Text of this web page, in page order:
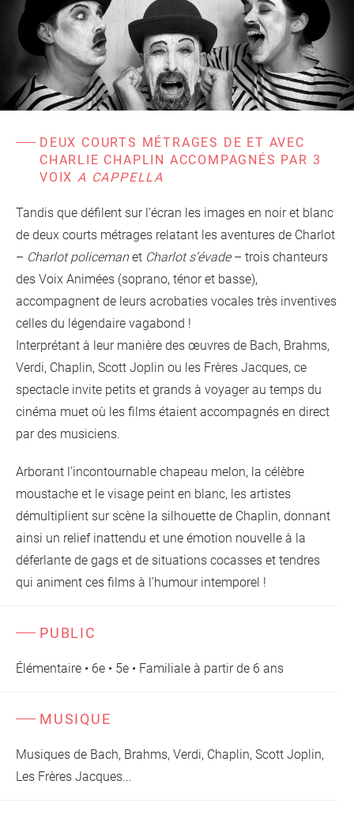
Les Étincelles
d'information
Ressources des spectacles
Livrets pédagogiques
Ressources adhérents
Présentation
Actualités
Réalisations
DEUX COURTS MÉTRAGES DE ET AVEC
CHARLIE CHAPLIN ACCOMPAGNÉS PAR 3
VOIX A CAPPELLA
Tandis que défilent sur l’écran les images en noir et blanc
de deux courts métrages relatant les aventures de Charlot
– Charlot policeman et Charlot s’évade– trois chanteurs
des Voix Animées (soprano, ténor et basse),
accompagnent de leurs acrobaties vocales très inventives
celles du légendaire vagabond !
Interprétant à leur manière des œuvres de Bach, Brahms,
Verdi, Chaplin, Scott Joplin ou les Frères Jacques, ce
spectacle invite petits et grands à voyager au temps du
cinéma muet où les films étaient accompagnés en direct
par des musiciens.
Arborant l’incontournable chapeau melon, la célèbre
moustache et le visage peint en blanc, les artistes
démultiplient sur scène la silhouette de Chaplin, donnant
ainsi un relief inattendu et une émotion nouvelle à la
déferlante de gags et de situations cocasses et tendres
qui animent ces films à l’humour intemporel !
PUBLIC
Élémentaire • 6e • 5e • Familiale à partir de 6 ans
MUSIQUE
Musiques de Bach, Brahms, Verdi, Chaplin, Scott Joplin,
Les Frères Jacques...